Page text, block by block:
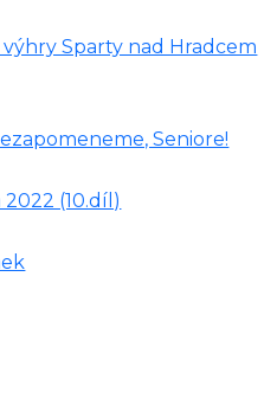
Sparty nad Hradcem
Seniore!
(10.díl)